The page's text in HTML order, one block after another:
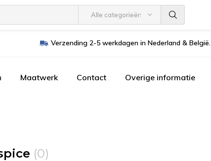
Alle categorieën
Verzending 2-5 werkdagen in Nederland & België.
Maatwerk Contact Overige informatie
(0)